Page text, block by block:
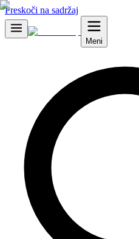
Preskoči na sadržaj
Meni